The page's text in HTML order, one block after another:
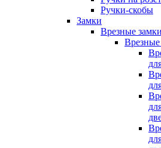
Ручки-скобы
Замки
Врезные замки
Врезные